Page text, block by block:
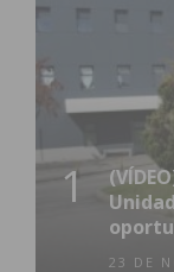
1
23 DE